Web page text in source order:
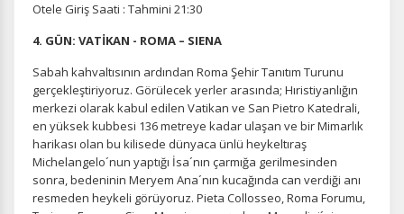
Otele Giriş Saati : Tahmini 21:30
4. GÜN: VATİKAN - ROMA – SIENA
Sabah kahvaltısının ardından Roma Şehir Tanıtım Turunu
gerçekleştiriyoruz. Görülecek yerler arasında; Hıristiyanlığın
merkezi olarak kabul edilen Vatikan ve San Pietro Katedrali,
en yüksek kubbesi 136 metreye kadar ulaşan ve bir Mimarlık
harikası olan bu kilisede dünyaca ünlü heykeltıraş
Michelangelo´nun yaptığı İsa´nın çarmığa gerilmesinden
sonra, bedeninin Meryem Ana´nın kucağında can verdiği anı
resmeden heykeli görüyoruz. Pieta Collosseo, Roma Forumu,